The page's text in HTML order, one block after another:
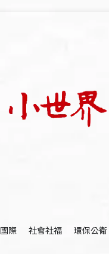
國際 社會社福 環保公衛